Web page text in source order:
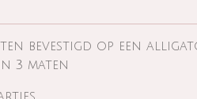
bevestigd op een
3 maten